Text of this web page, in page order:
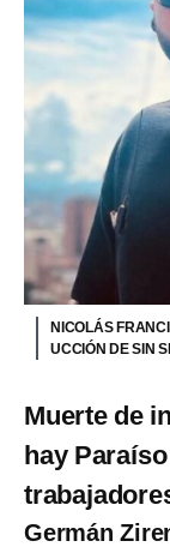
NICOLÁS
UCCIÓN DE SIN
Muerte de
hay
Germán